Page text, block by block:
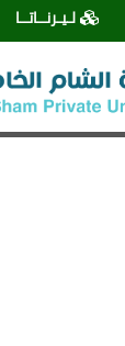
لـيـرنــاتــا